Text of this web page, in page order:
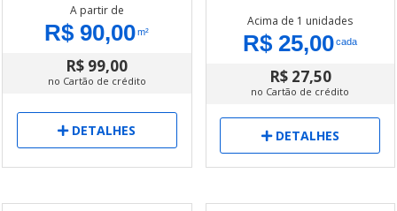
A partir de
R$ 90,00m²
R$ 99,00
no Cartão de crédito
DETALHES
Acima de 1 unidades
R$ 25,00cada
R$ 27,50
no Cartão de crédito
DETALHES